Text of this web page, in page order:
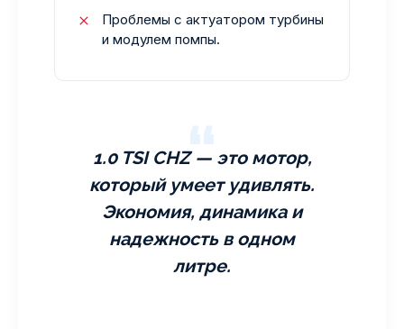
Проблемы с актуатором турбины
и модулем помпы.
1.0 TSI CHZ — это мотор,
который умеет удивлять.
Экономия, динамика и
надежность в одном
литре.